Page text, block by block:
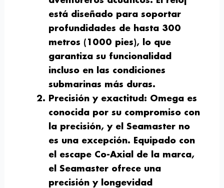
está diseñado para soportar
profundidades de hasta 300
metros (1000 pies), lo que
garantiza su funcionalidad
incluso en las condiciones
submarinas más duras.
Precisión y exactitud: Omega es
conocida por su compromiso con
la precisión, y el Seamaster no
es una excepción. Equipado con
el escape Co-Axial de la marca,
el Seamaster ofrece una
precisión y longevidad